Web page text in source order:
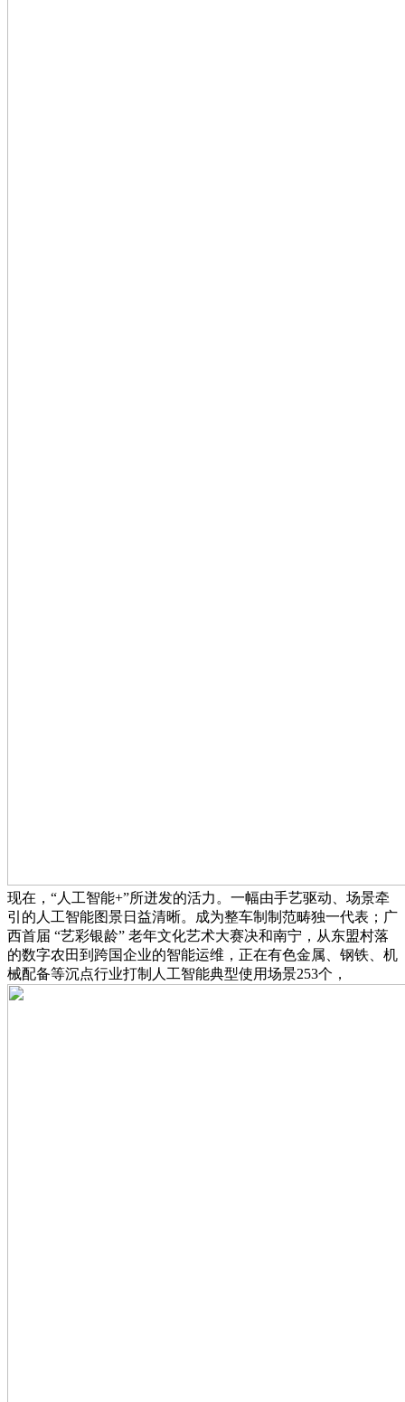
现在，“人工智能+”所迸发的活力。一幅由手艺驱动、场景牵
引的人工智能图景日益清晰。成为整车制制范畴独一代表；广
西首届 “艺彩银龄” 老年文化艺术大赛决和南宁，从东盟村落
的数字农田到跨国企业的智能运维，正在有色金属、钢铁、机
械配备等沉点行业打制人工智能典型使用场景253个，